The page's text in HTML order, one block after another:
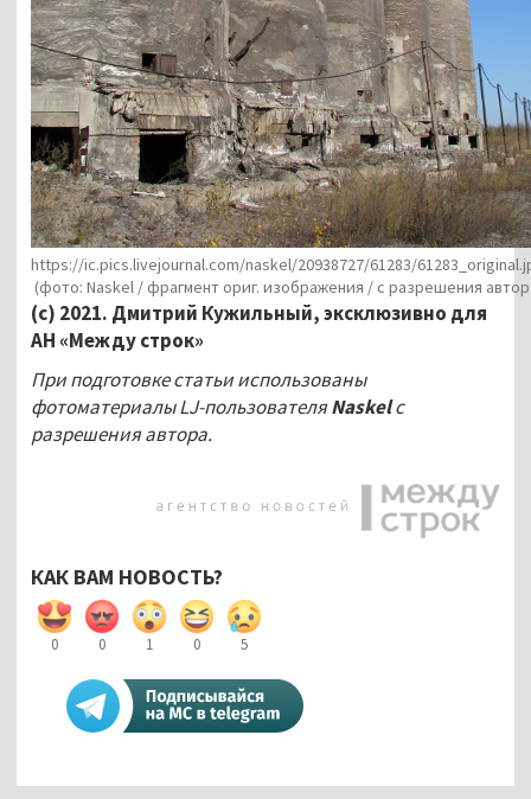
https://ic.pics.livejournal.com/naskel/20938727/61283/
(фото: Naskel / фрагмент ориг. изображения / с разрешения
(с) 2021. Дмитрий Кужильный, эксклюзивно для
АН «Между строк»
При подготовке статьи использованы
фотоматериалы LJ-пользователяNaskelс
разрешения автора.
КАК ВАМ НОВОСТЬ?
0 0 1 0 5